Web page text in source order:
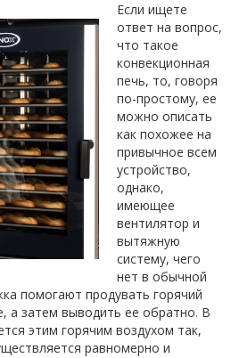
Если ищете
ответ на вопрос,
что такое
конвекционная
печь, то, говоря
по-простому, ее
можно описать
как похожее на
привычное всем
устройство,
однако,
имеющее
вентилятор и
вытяжную
систему, чего
нет в обычной
помогают продувать горячий
а затем выводить ее обратно. В
этим горячим воздухом так,
равномерно и